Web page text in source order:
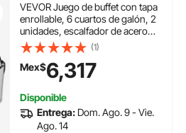
VEVOR Juego de buffet con tapa
enrollable, 6 cuartos de galón, 2
unidades, escalfador de acero
inoxidable con 2 sartenes de
tamaño completo, calentador de
catering redondo con tapa,
soporte para bandeja de agua,
soporte para combustible, para
al menos 5 personas cada uno
(1)
Mex$6,317
Disponible
Entrega: Dom. Ago. 9 - Vie.
Ago. 14